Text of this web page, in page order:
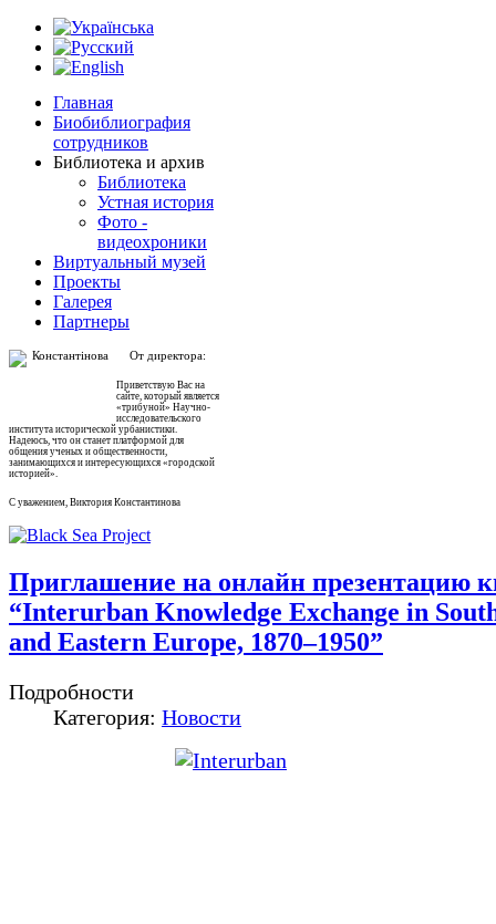
Главная
Биобиблиография
сотрудников
Библиотека и архив
Библиотека
Устная история
Фото -
видеохроники
Виртуальный музей
Проекты
Галерея
Партнеры
От директора:
Приветствую Вас на
сайте, который является
«трибуной» Научно-
исследовательского
института исторической урбанистики.
Надеюсь, что он станет платформой для
общения ученых и общественности,
занимающихся и интересующихся «городской
историей».
С уважением, Виктория Константинова
Приглашение на онлайн презентацию
“Interurban Knowledge Exchange in
and Eastern Europe, 1870–1950”
Подробности
Категория: Новости